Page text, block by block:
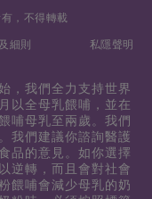
，不得轉載
細則 私隱聲明
，我們全力支持世界
以全母乳餵哺，並在
哺母乳至兩歲。我們
我們建議你諮詢醫護
品的意見。如你選擇
逆轉，而且會對社會
餵哺會減少母乳的奶